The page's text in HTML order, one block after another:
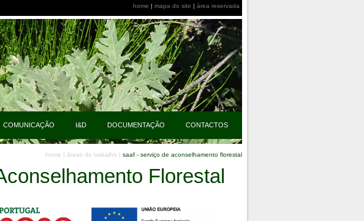
home | mapa do site | área reservada
COMUNICAÇÃO I&D DOCUMENTAÇÃO CONTACTOS
home | áreas de trabalho | saaf - serviço de aconselhamento florestal
Florestal